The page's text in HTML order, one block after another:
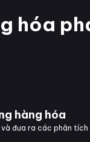
hóa
hàng hóa
đưa ra các phân